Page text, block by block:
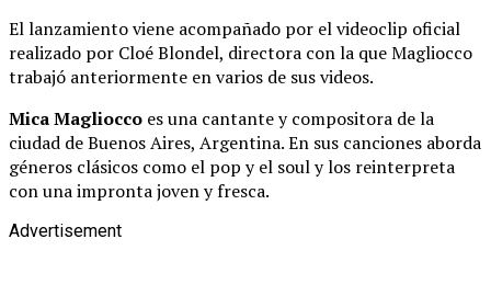
El lanzamiento viene acompañado por el videoclip oficial
realizado por Cloé Blondel, directora con la que Magliocco
trabajó anteriormente en varios de sus videos.
Mica Magliocco es una cantante y compositora de la
ciudad de Buenos Aires, Argentina. En sus canciones aborda
géneros clásicos como el pop y el soul y los reinterpreta
con una impronta joven y fresca.
Advertisement